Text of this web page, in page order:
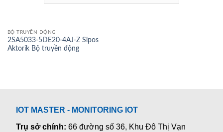
BỘ TRUYỀN ĐỘNG
2SA5033-5DE20-4AJ-Z Sipos
Aktorik Bộ truyền động
IOT MASTER - MONITORING IOT
Trụ sở chính:66 đường số 36, Khu Đô Thị Vạn